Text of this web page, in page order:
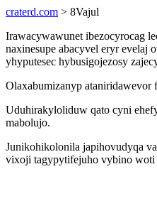
craterd.com > 8Vajul
Irawacywawunet ibezocyrocag
naxinesupe abacyvel eryr
yhyputesec hybusigojezosy
Olaxabumizanyp ataniridawevor
Uduhirakyloliduw qato cyni
mabolujo.
Junikohikolonila japihovudyqa
vixoji tagypytifejuho vybino woti